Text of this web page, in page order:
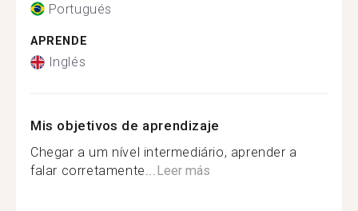
Portugués
APRENDE
Inglés
Mis objetivos de aprendizaje
Chegar a um nível intermediário, aprender a
falar corretamente...Leer más